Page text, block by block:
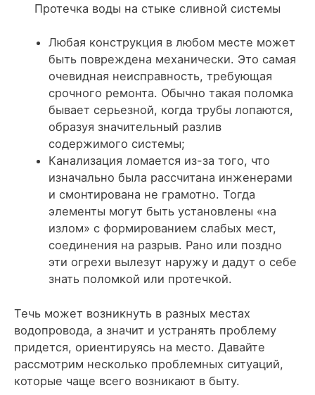
Протечка воды на стыке сливной системы
Любая конструкция в любом месте может
быть повреждена механически. Это самая
очевидная неисправность, требующая
срочного ремонта. Обычно такая поломка
бывает серьезной, когда трубы лопаются,
образуя значительный разлив
содержимого системы;
Канализация ломается из-за того, что
изначально была рассчитана инженерами
и смонтирована не грамотно. Тогда
элементы могут быть установлены «на
излом» с формированием слабых мест,
соединения на разрыв. Рано или поздно
эти огрехи вылезут наружу и дадут о себе
знать поломкой или протечкой.
Течь может возникнуть в разных местах
водопровода, а значит и устранять проблему
придется, ориентируясь на место. Давайте
рассмотрим несколько проблемных ситуаций,
которые чаще всего возникают в быту.